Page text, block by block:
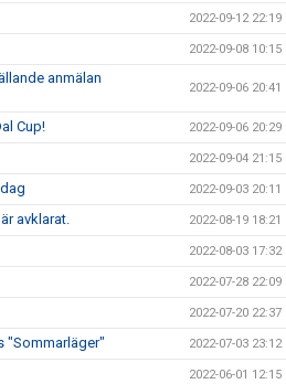
2022-09-12 22:19
2022-09-08 10:15
anmälan
2022-09-06 20:41
Cup! 2022-09-06 20:29
2022-09-04 21:15
2022-09-03 20:11
avklarat. 2022-08-19 18:21
2022-08-03 17:32
2022-07-28 22:09
2022-07-20 22:37
"Sommarläger" 2022-07-03 23:12
2022-06-01 12:15